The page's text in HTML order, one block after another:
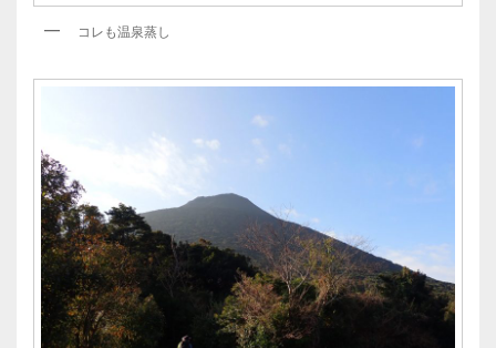
コレも温泉蒸し